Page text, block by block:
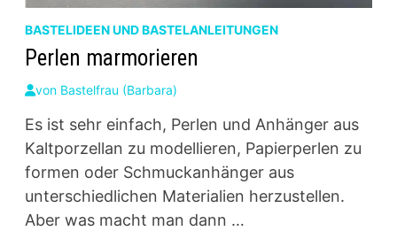
BASTELIDEEN UND BASTELANLEITUNGEN
Perlen marmorieren
von Bastelfrau (Barbara)
Es ist sehr einfach, Perlen und Anhänger aus
Kaltporzellan zu modellieren, Papierperlen zu
formen oder Schmuckanhänger aus
unterschiedlichen Materialien herzustellen.
Aber was macht man dann …